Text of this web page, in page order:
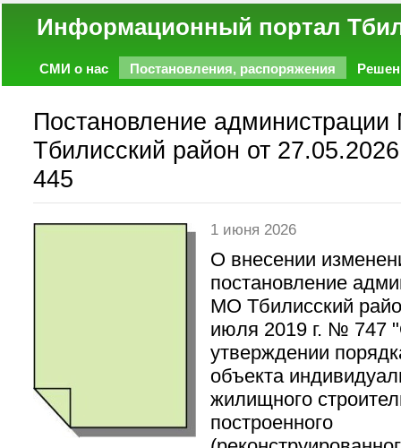
Информационный
СМИ о нас Постановления, распоряжения
Постановление
Тбилисский район от
445
1 июня 2026
О внесении
постановление
МО Тбилисский
июля 2019 г. № 747
утверждении
объекта
жилищного
построенного